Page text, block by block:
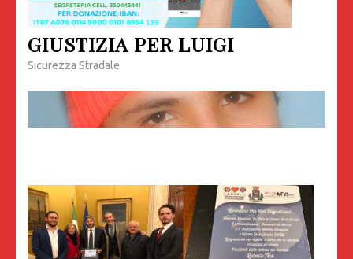
GIUSTIZIA PER LUIGI
Sicurezza Stradale